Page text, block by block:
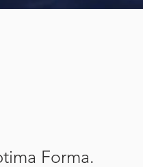
Forma.